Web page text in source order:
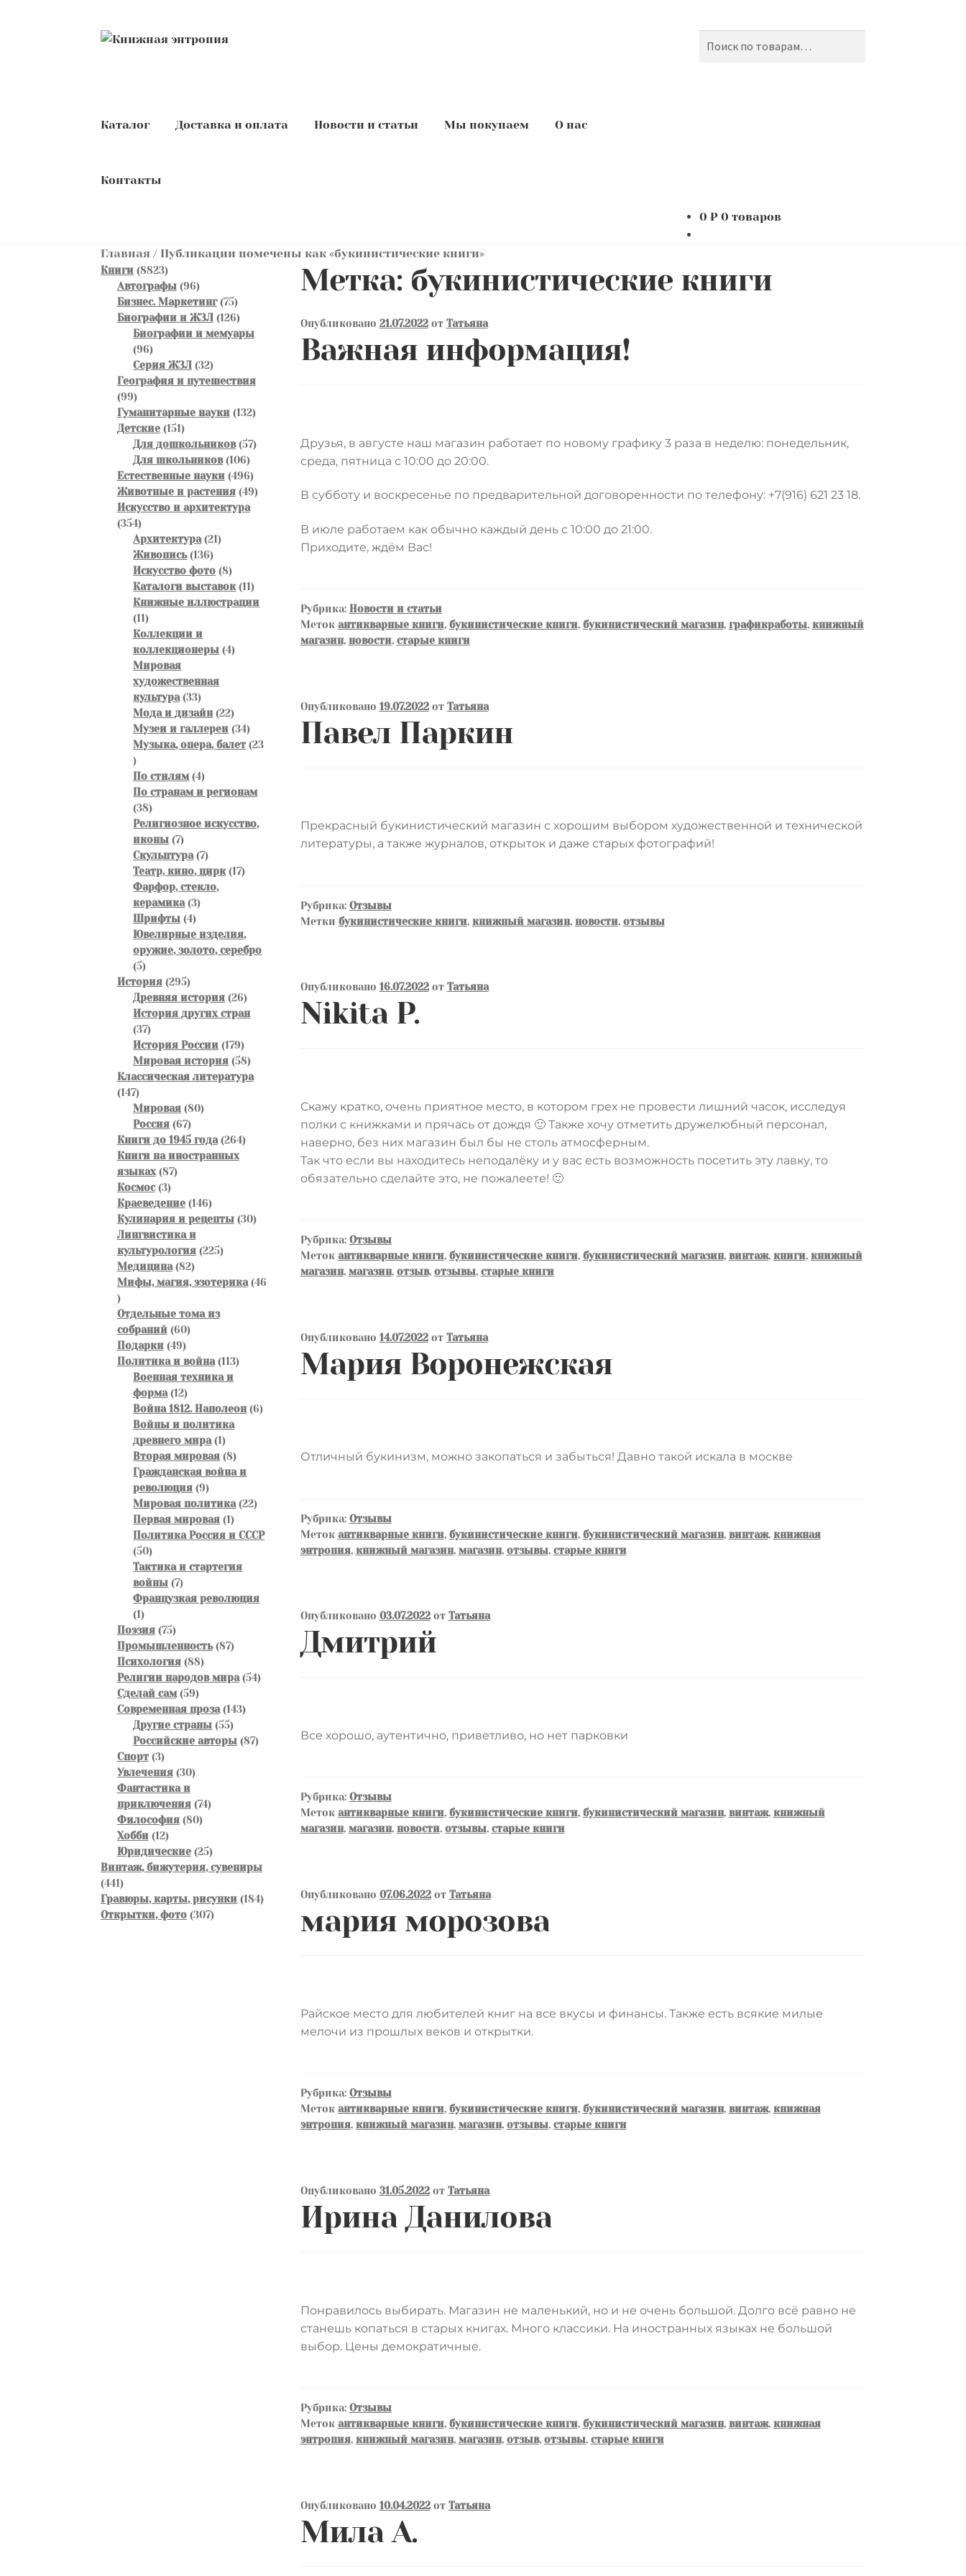
Перейти
Перейти
Каталог Доставка и оплата Новости и статьи Мы покупаем О нас
Контакты
0 ₽ 0 товаров
Главная / Публикации помечены как «букинистические книги»
Метка: букинистические книги
Опубликовано 21.07.2022 от Татьяна
Важная информация!
Друзья, в августе наш магазин работает по новому графику 3 раза в неделю: понедельник,
среда, пятница с 10:00 до 20:00.
В субботу и воскресенье по предварительной договоренности по телефону: +7(916) 621 23 18.
В июле работаем как обычно каждый день с 10:00 до 21:00.
Приходите, ждём Вас!
Рубрика: Новости и статьи
Меток антикварные книги, букинистические книги, букинистический магазин, графикработы, книжный
магазин, новости, старые книги
Опубликовано 19.07.2022 от Татьяна
Павел Паркин
Прекрасный букинистический магазин с хорошим выбором художественной и технической
литературы, а также журналов, открыток и даже старых фотографий!
Рубрика: Отзывы
Метки букинистические книги, книжный магазин, новости, отзывы
Опубликовано 16.07.2022 от Татьяна
Nikita P.
Скажу кратко, очень приятное место, в котором грех не провести лишний часок, исследуя
полки с книжками и прячась от дождя 🙂 Также хочу отметить дружелюбный персонал,
наверно, без них магазин был бы не столь атмосферным.
Так что если вы находитесь неподалёку и у вас есть возможность посетить эту лавку, то
обязательно сделайте это, не пожалеете! 🙂
Рубрика: Отзывы
Меток антикварные книги, букинистические книги, букинистический магазин, винтаж, книги, книжный
магазин, магазин, отзыв, отзывы, старые книги
Опубликовано 14.07.2022 от Татьяна
Мария Воронежская
Отличный букинизм, можно закопаться и забыться! Давно такой искала в москве
Рубрика: Отзывы
Меток антикварные книги, букинистические книги, букинистический магазин, винтаж, книжная
энтропия, книжный магазин, магазин, отзывы, старые книги
Опубликовано 03.07.2022 от Татьяна
Дмитрий
Все хорошо, аутентично, приветливо, но нет парковки
Рубрика: Отзывы
Меток антикварные книги, букинистические книги, букинистический магазин, винтаж, книжный
магазин, магазин, новости, отзывы, старые книги
Опубликовано 07.06.2022 от Татьяна
мария морозова
Райское место для любителей книг на все вкусы и финансы. Также есть всякие милые
мелочи из прошлых веков и открытки.
Рубрика: Отзывы
Меток антикварные книги, букинистические книги, букинистический магазин, винтаж, книжная
энтропия, книжный магазин, магазин, отзывы, старые книги
Опубликовано 31.05.2022 от Татьяна
Ирина Данилова
Понравилось выбирать. Магазин не маленький, но и не очень большой. Долго всё равно не
станешь копаться в старых книгах. Много классики. На иностранных языках не большой
выбор. Цены демократичные.
Рубрика: Отзывы
Меток антикварные книги, букинистические книги, букинистический магазин, винтаж, книжная
энтропия, книжный магазин, магазин, отзыв, отзывы, старые книги
Опубликовано 10.04.2022 от Татьяна
Мила А.
Книги 88238823
товара
Автографы 9696
товаров
Бизнес. Маркетинг 7575
товаров
Биографии и ЖЗЛ 126126
товаров
Биографии и мемуары
9696
товаров
Серия ЖЗЛ 3232
товара
География и путешествия
9999
товаров
Гуманитарные науки 132132
Детские 151151
товар
Для дошкольников 5757
Для школьников 106106
товаров
Естественные науки 496496
товаров
Животные и растения 4949
Искусство и архитектура
354354
товара
Архитектура 2121
Живопись 136136
товаров
Искусство фото 88
товаров
Каталоги выставок 1111
товаров
Книжные иллюстрации
1111
товаров
Коллекции и
коллекционеры 44
Мировая
художественная
культура 3333
товара
Мода и дизайн 2222
товара
Музеи и галлереи 3434
товара
Музыка, опера, балет 23
23
товара
По стилям 44
товара
По странам и регионам
3838
товаров
Религиозное искусство,
иконы 77
товаров
Скульптура 77
товаров
Театр, кино, цирк 1717
Фарфор, стекло,
керамика 33
Шрифты 44
товара
Ювелирные изделия,
оружие, золото, серебро
55
товаров
История 295295
товаров
Древняя история 2626
товаров
История других стран
3737
товаров
История России 179179
товаров
Мировая история 5858
товаров
Классическая литература
147147
товаров
Мировая 8080
Россия 6767
товаров
Книги до 1945 года 264264
Книги на иностранных
языках 8787
Космос 33
товара
Краеведение 146146
товаров
Кулинария и рецепты 3030
Лингвистика и
культурология 225225
Медицина 8282
товара
Мифы, магия, эзотерика 46
46
товаров
Отдельные тома из
собраний 6060
товаров
Подарки 4949
товаров
Политика и война 113113
Военная техника и
форма 1212
товаров
Война 1812. Наполеон 66
Войны и политика
древнего мира 11
товар
Вторая мировая 88
товаров
Гражданская война и
революция 99
товаров
Мировая политика 2222
Первая мировая 11
товар
Политика Россия и СССР
5050
товаров
Тактика и стартегия
войны 77
товаров
Французкая революция
11
товар
Поэзия 7575
товаров
Промышленность 8787
Психология 8888
товаров
Религии народов мира 5454
Сделай сам 5959
товаров
Современная проза 143143
Другие страны 5555
товаров
Российские авторы 8787
Спорт 33
товара
Увлечения 3030
Фантастика и
приключения 7474
Философия 8080
Хобби 1212
товаров
Юридические 2525
товаров
Винтаж, бижутерия, сувениры
441441
товар
Гравюры, карты, рисунки 184184
Открытки, фото 307307